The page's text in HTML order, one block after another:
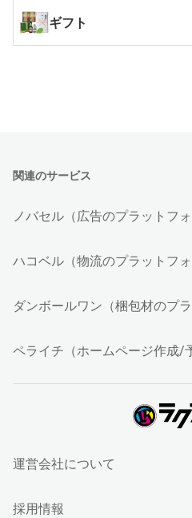
ギフト
関連のサービス
ノバセル（広告のプラットフォ
ハコベル（物流のプラットフォ
ダンボールワン（梱包材のプラ
ペライチ（ホームページ作成/
運営会社について
採用情報